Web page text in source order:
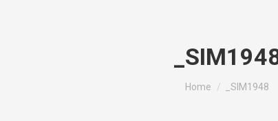
You are here:
Home _SIM1948